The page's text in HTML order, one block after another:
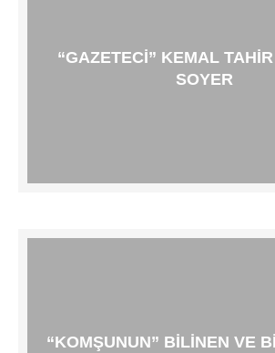
“GAZETECI” KEMAL
SOYER
“KOMŞUNUN” BILINEN VE